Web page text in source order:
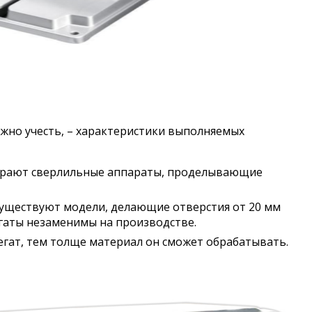
учесть, – характеристики выполняемых
сверлильные аппараты, проделывающие
модели, делающие отверстия от 20 мм
незаменимы на производстве.
тем толще материал он сможет обрабатывать.